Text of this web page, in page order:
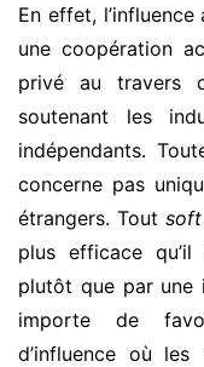
En effet, l’influence
une coopération
privé au travers
soutenant les
indépendants.
concerne pas
étrangers. Tout
plus efficace
plutôt que par une
importe de
d’influence où